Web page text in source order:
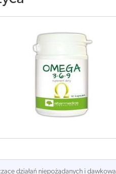
działań niepożądanych i